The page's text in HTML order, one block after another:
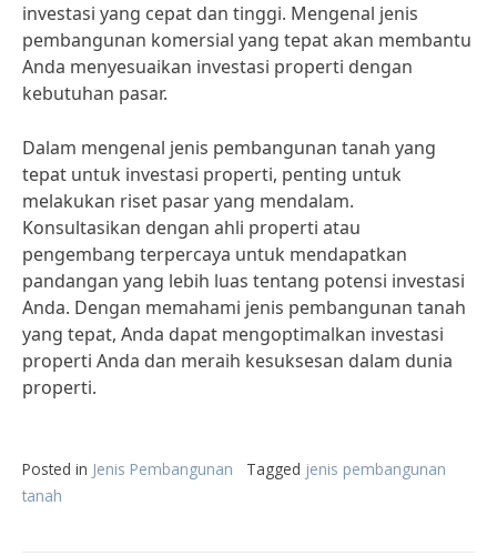
investasi yang cepat dan tinggi. Mengenal jenis
pembangunan komersial yang tepat akan membantu
Anda menyesuaikan investasi properti dengan
kebutuhan pasar.
Dalam mengenal jenis pembangunan tanah yang
tepat untuk investasi properti, penting untuk
melakukan riset pasar yang mendalam.
Konsultasikan dengan ahli properti atau
pengembang terpercaya untuk mendapatkan
pandangan yang lebih luas tentang potensi investasi
Anda. Dengan memahami jenis pembangunan tanah
yang tepat, Anda dapat mengoptimalkan investasi
properti Anda dan meraih kesuksesan dalam dunia
properti.
Posted in Jenis Pembangunan Tagged jenis pembangunan
tanah